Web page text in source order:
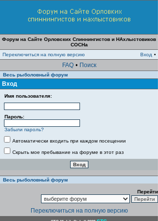
Форум на Сайте Орловских Спиннингистов и НАхлыстовиков
СОСНа
Переключиться на полную версию
Вход •
FAQ • Поиск
Весь рыболовный форум
Вход
Имя пользователя:
Пароль:
Забыли пароль?
Автоматически входить при каждом посещении
Скрыть мое пребывание на форуме в этот раз
Весь рыболовный форум
Перейти
Переключиться на полную версию